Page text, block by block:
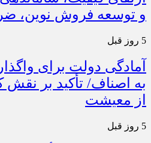
و توسعه فروش نوین،
5 روز قبل
آمادگی دولت برای
به اصناف/ تأکید بر نقش
از معیشت
5 روز قبل